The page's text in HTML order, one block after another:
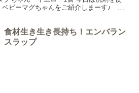
ビーマグちゃんをご紹介しまーす♪ 洗
食材生き生き長持ち！エンバラン
スラップ